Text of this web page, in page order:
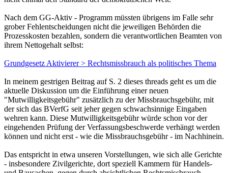
Re: Ursachen und Lösungen
Zitieren
vonGasGerd
CDU und SPD wollen den Führerscheinentzug als Strafe für
Kleinkriminelle wie Diebe einführen:
"Deutliche Kritik an dem Vorhaben äußerten der
ADAC und der Auto Club Europa (ACE). So
veröffentlichte der ADAC auf seiner Webseite eine
Stellungnahme, in der er sich klar gegen ein solches
Fahrverbot ausspricht. "Der Führerscheinentzug hat seit
jeher einen erzieherischen Charakter ausschließlich im
Straßenverkehr. Und dabei muss es bleiben. Eine
Ausweitung auf andere Delikte würde diese Sanktion
im Verkehr entwerten", schreibt die Organisation."